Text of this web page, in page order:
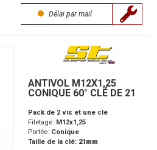
Délai par mail
ANTIVOL M12X1,25
CONIQUE 60° CLÉ DE 21
Pack de 2 vis et une clé
Filetage: M12x1,25
Portée: Conique
Taille de la clé: 21mm